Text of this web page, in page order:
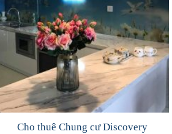
Cho thuê Chung cư Discovery